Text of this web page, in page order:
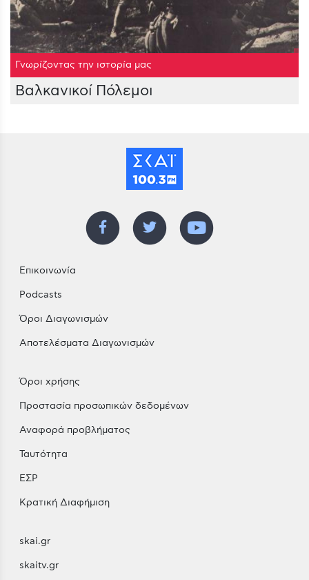
Γνωρίζοντας την ιστορία μας
Βαλκανικοί Πόλεμοι
Επικοινωνία
Podcasts
Όροι Διαγωνισμών
Αποτελέσματα Διαγωνισμών
Όροι χρήσης
Προστασία προσωπικών δεδομένων
Αναφορά προβλήματος
Ταυτότητα
ΕΣΡ
Κρατική Διαφήμιση
skai.gr
skaitv.gr